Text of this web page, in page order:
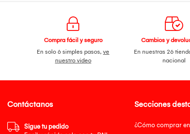
Compra fácil y seguro
En solo 6 simples pasos,ve
nuestro video
Cambios y
En nuestras 26
nacional
Secciones
¿Cómo comprar
Contáctanos
Sigue tu pedido